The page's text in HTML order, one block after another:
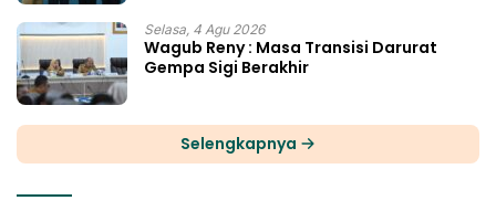
Selasa, 4 Agu 2026
Wagub Reny : Masa Transisi Darurat
Gempa Sigi Berakhir
Selengkapnya